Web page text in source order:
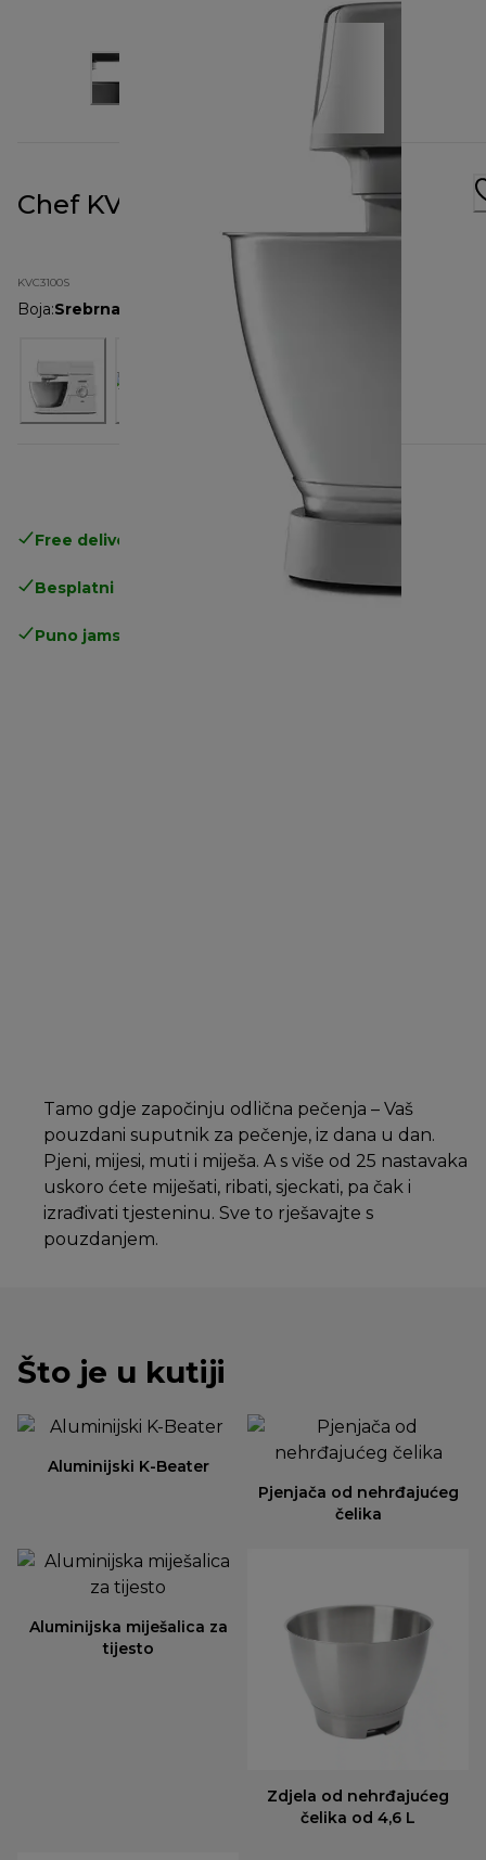
Chef KVC3100S
KVC3100S
Boja:Srebrna
Free delivery in 1-3 days
Besplatni povrati
Puno jamstvo proizvođača
Tamo gdje započinju odlična pečenja – Vaš
pouzdani suputnik za pečenje, iz dana u dan.
Pjeni, mijesi, muti i miješa. A s više od 25 nastavaka
uskoro ćete miješati, ribati, sjeckati, pa čak i
izrađivati tjesteninu. Sve to rješavajte s
pouzdanjem.
Što je u kutiji
Aluminijski K-Beater
Pjenjača od nehrđajućeg
čelika
Aluminijska miješalica za
tijesto
Zdjela od nehrđajućeg
čelika od 4,6 L